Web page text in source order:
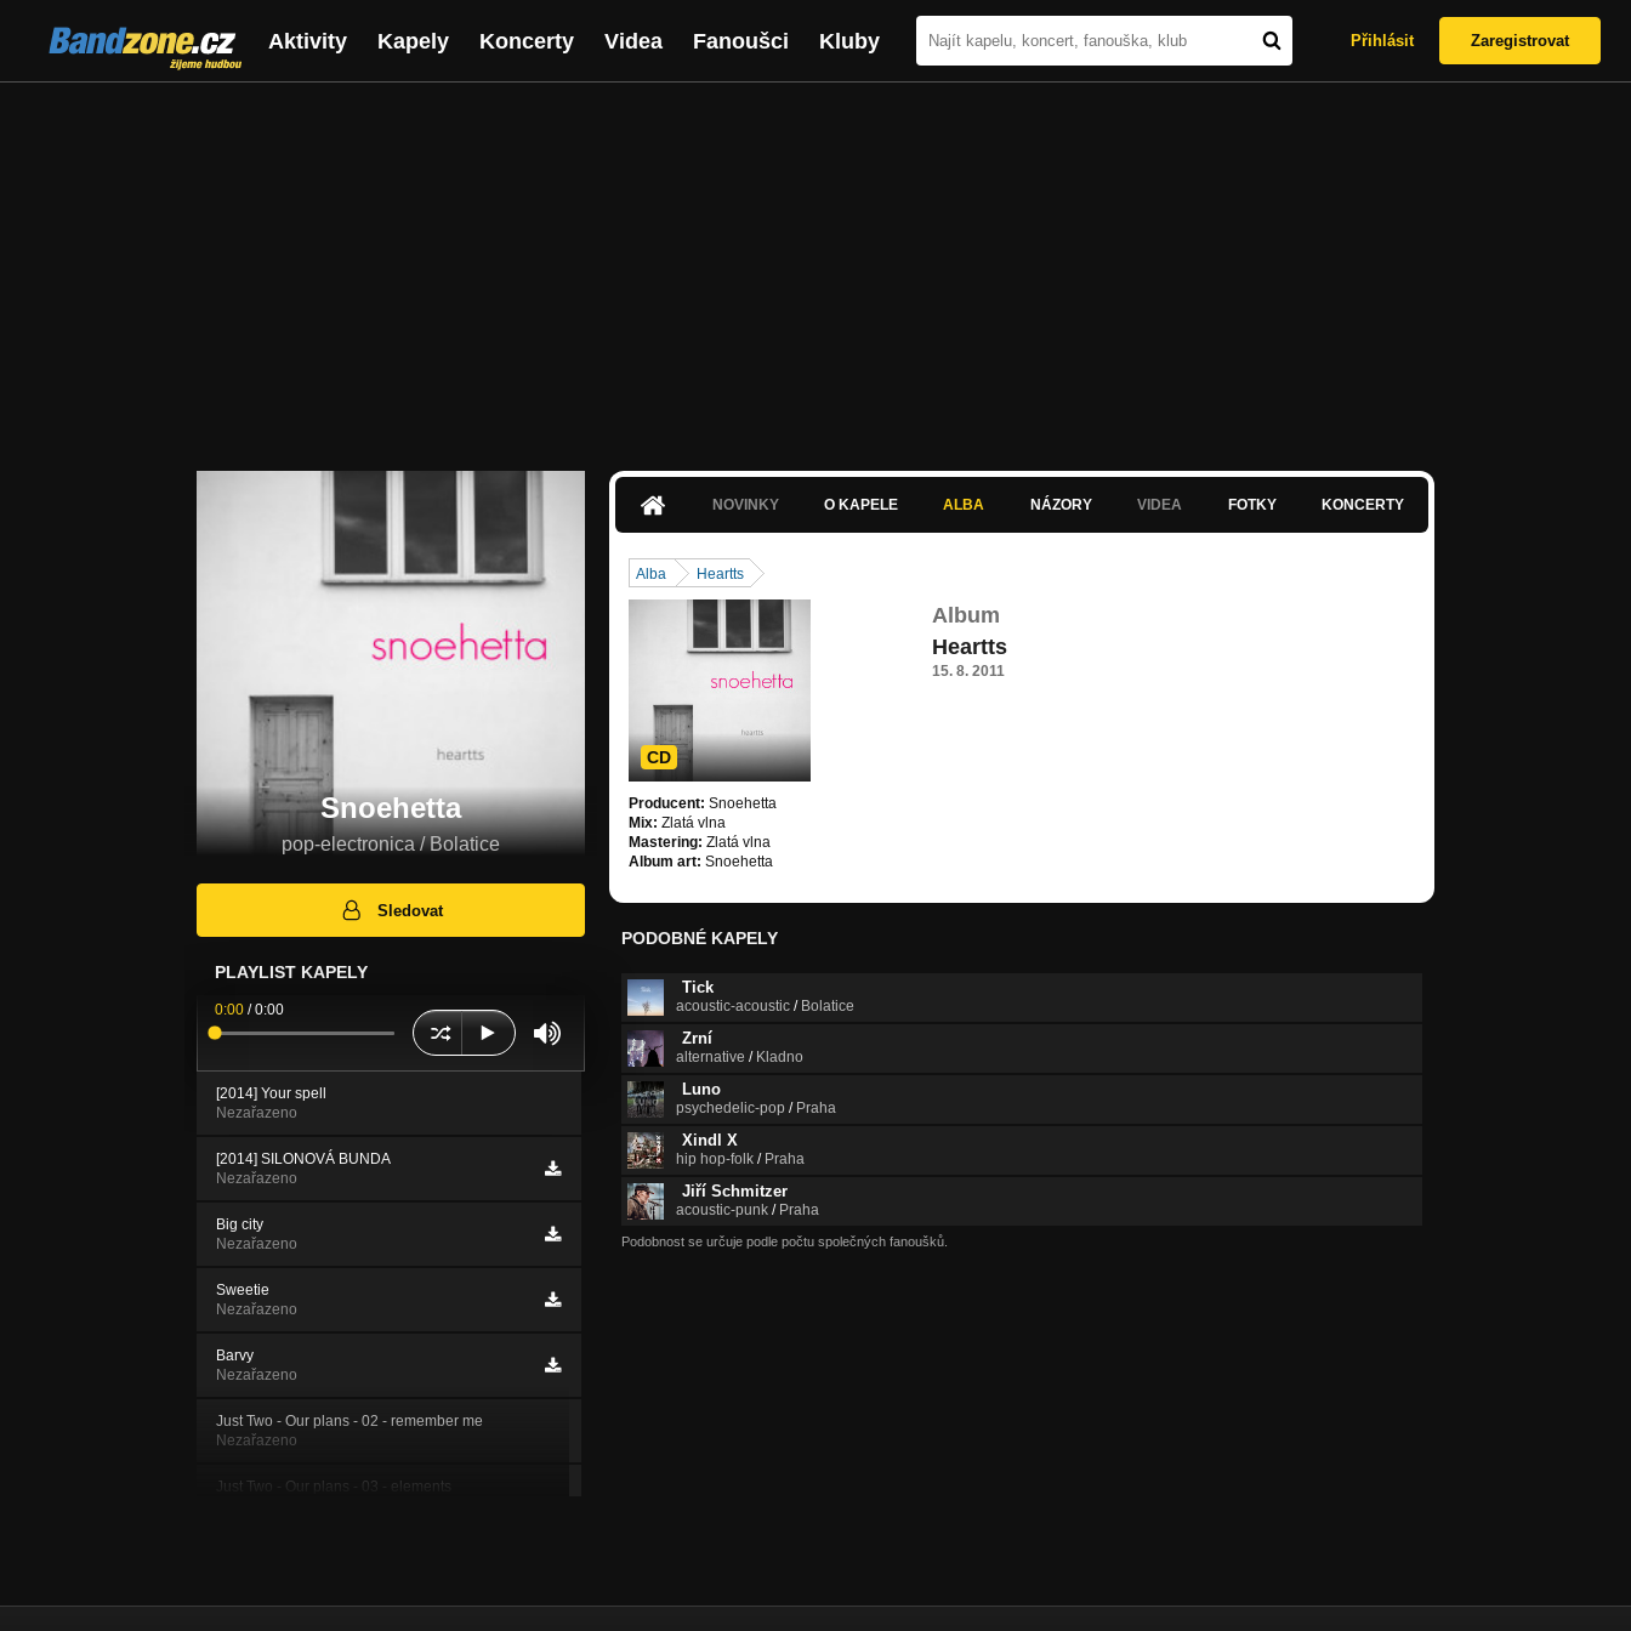
Bandzone.cz
žijeme hudbou
Aktivity Kapely Koncerty Videa Fanoušci Kluby Přihlásit Zaregistrovat
Snoehetta
pop-electronica / Bolatice
Sledovat
PLAYLIST KAPELY
0:00 /0:00
[2014] Your spell
Nezařazeno
[2014] SILONOVÁ BUNDA
Nezařazeno
Big city
Nezařazeno
Sweetie
Nezařazeno
Barvy
Nezařazeno
Just Two - Our plans - 02 - remember me
Nezařazeno
Just Two - Our plans - 03 - elements
NOVINKY O KAPELE ALBA NÁZORY VIDEA FOTKY KONCERTY
Alba Heartts
CD
Producent: Snoehetta
Mix: Zlatá vlna
Mastering: Zlatá vlna
Album art: Snoehetta
Album
Heartts
15. 8. 2011
PODOBNÉ KAPELY
Tick
acoustic-acoustic / Bolatice
Zrní
alternative / Kladno
Luno
psychedelic-pop / Praha
Xindl X
hip hop-folk / Praha
Jiří Schmitzer
acoustic-punk / Praha
Podobnost se určuje podle počtu společných fanoušků.